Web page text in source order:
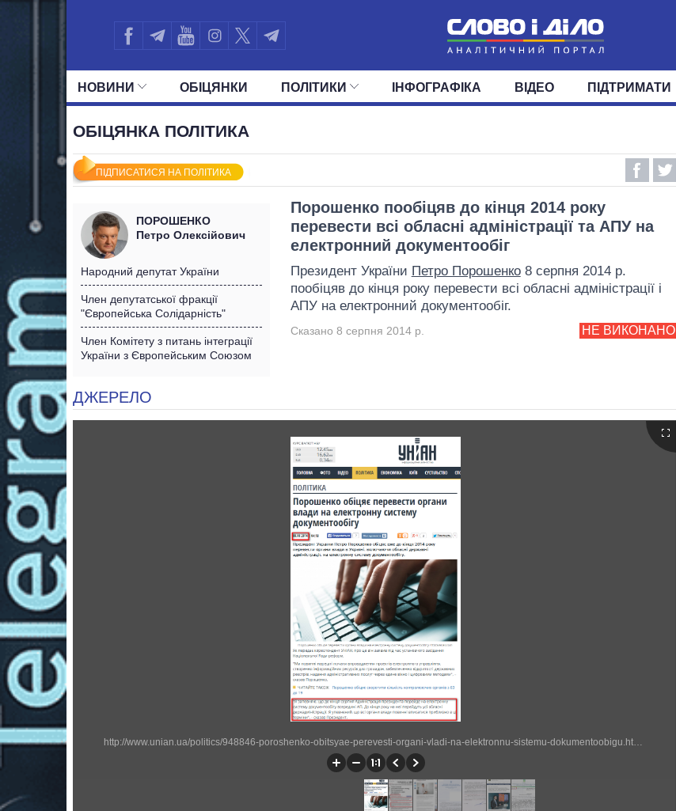
НОВИНИ
СВІТ
ОБIЦЯНКИ ПОЛIТИКИ
ОКРУГИ
ІНФОГРАФІКА ВІДЕО ПІДТРИМАТИ
ОБІЦЯНКА ПОЛІТИКА
ПІДПИСАТИСЯ НА ПОЛІТИКА
ПОРОШЕНКО
Петро Олексійович
Народний депутат України
Член депутатської фракції
"Європейська Солідарність"
Член Комітету з питань інтеграції
України з Європейським Союзом
Порошенко пообіцяв до кінця 2014 року
перевести всі обласні адміністрації та АПУ на
електронний документообіг
Президент України Петро Порошенко8 серпня 2014 р.
пообіцяв до кінця року перевести всі обласні адміністрації і
АПУ на електронний документообіг.
НЕ ВИКОНАНО
Сказано 8 серпня 2014 р.
ДЖЕРЕЛО